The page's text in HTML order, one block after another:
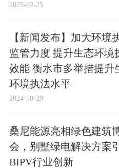
2025-02-25
【新闻发布】加大环境
监管力度 提升生态环境
效能 衡水市多举措提升
环境执法水平
2024-10-29
桑尼能源亮相绿色建筑
会，别墅绿电解决方案
BIPV行业创新